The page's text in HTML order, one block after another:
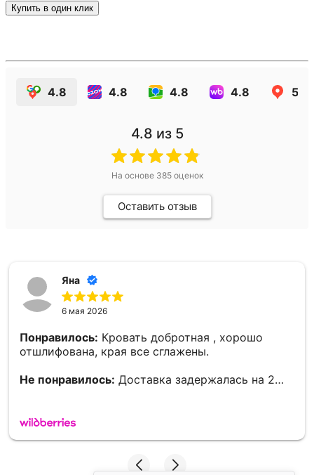
Купить в один клик
4.8 4.8 4.8 4.8 5.0
4.8 из 5
На основе 385оценок
Оставить отзыв
Яна
6 мая 2026
Понравилось: Кровать добротная , хорошо
отшлифована, края все сглажены.
Не понравилось: Доставка задержалась на 2